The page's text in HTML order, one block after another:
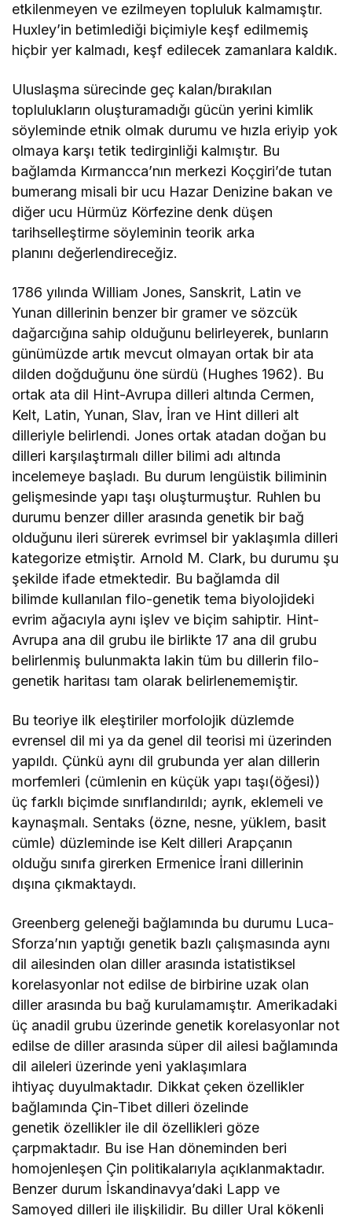
etkilenmeyen ve ezilmeyen topluluk kalmamıştır.
Huxley’in betimlediği biçimiyle keşf edilmemiş
hiçbir yer kalmadı, keşf edilecek zamanlara kaldık.
Uluslaşma sürecinde geç kalan/bırakılan
toplulukların oluşturamadığı gücün yerini kimlik
söyleminde etnik olmak durumu ve hızla eriyip yok
olmaya karşı tetik tedirginliği kalmıştır. Bu
bağlamda Kırmancca’nın merkezi Koçgiri’de tutan
bumerang misali bir ucu Hazar Denizine bakan ve
diğer ucu Hürmüz Körfezine denk düşen
tarihselleştirme söyleminin teorik arka
planını değerlendireceğiz.
1786 yılında William Jones, Sanskrit, Latin ve
Yunan dillerinin benzer bir gramer ve sözcük
dağarcığına sahip olduğunu belirleyerek, bunların
günümüzde artık mevcut olmayan ortak bir ata
dilden doğduğunu öne sürdü (Hughes 1962). Bu
ortak ata dil Hint-Avrupa dilleri altında Cermen,
Kelt, Latin, Yunan, Slav, İran ve Hint dilleri alt
dilleriyle belirlendi. Jones ortak atadan doğan bu
dilleri karşılaştırmalı diller bilimi adı altında
incelemeye başladı. Bu durum lengüistik biliminin
gelişmesinde yapı taşı oluşturmuştur. Ruhlen bu
durumu benzer diller arasında genetik bir bağ
olduğunu ileri sürerek evrimsel bir yaklaşımla dilleri
kategorize etmiştir. Arnold M. Clark, bu durumu şu
şekilde ifade etmektedir. Bu bağlamda dil
bilimde kullanılan filo-genetik tema biyolojideki
evrim ağacıyla aynı işlev ve biçim sahiptir. Hint-
Avrupa ana dil grubu ile birlikte 17 ana dil grubu
belirlenmiş bulunmakta lakin tüm bu dillerin filo-
genetik haritası tam olarak belirlenememiştir.
Bu teoriye ilk eleştiriler morfolojik düzlemde
evrensel dil mi ya da genel dil teorisi mi üzerinden
yapıldı. Çünkü aynı dil grubunda yer alan dillerin
morfemleri (cümlenin en küçük yapı taşı(öğesi))
üç farklı biçimde sınıflandırıldı; ayrık, eklemeli ve
kaynaşmalı. Sentaks (özne, nesne, yüklem, basit
cümle) düzleminde ise Kelt dilleri Arapçanın
olduğu sınıfa girerken Ermenice İrani dillerinin
dışına çıkmaktaydı.
Greenberg geleneği bağlamında bu durumu Luca-
Sforza’nın yaptığı genetik bazlı çalışmasında aynı
dil ailesinden olan diller arasında istatistiksel
korelasyonlar not edilse de birbirine uzak olan
diller arasında bu bağ kurulamamıştır. Amerikadaki
üç anadil grubu üzerinde genetik korelasyonlar not
edilse de diller arasında süper dil ailesi bağlamında
dil aileleri üzerinde yeni yaklaşımlara
ihtiyaç duyulmaktadır. Dikkat çeken özellikler
bağlamında Çin-Tibet dilleri özelinde
genetik özellikler ile dil özellikleri göze
çarpmaktadır. Bu ise Han döneminden beri
homojenleşen Çin politikalarıyla açıklanmaktadır.
Benzer durum İskandinavya’daki Lapp ve
Samoyed dilleri ile ilişkilidir. Bu diller Ural kökenli